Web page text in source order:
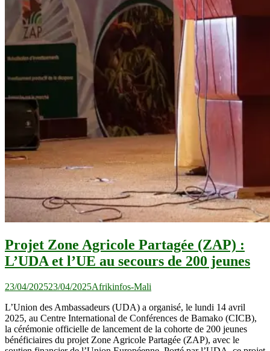
Projet Zone Agricole Partagée (ZAP) :
L’UDA et l’UE au secours de 200 jeunes
23/04/202523/04/2025Afrikinfos-Mali
L’Union des Ambassadeurs (UDA) a organisé, le lundi 14 avril
2025, au Centre International de Conférences de Bamako (CICB),
la cérémonie officielle de lancement de la cohorte de 200 jeunes
bénéficiaires du projet Zone Agricole Partagée (ZAP), avec le